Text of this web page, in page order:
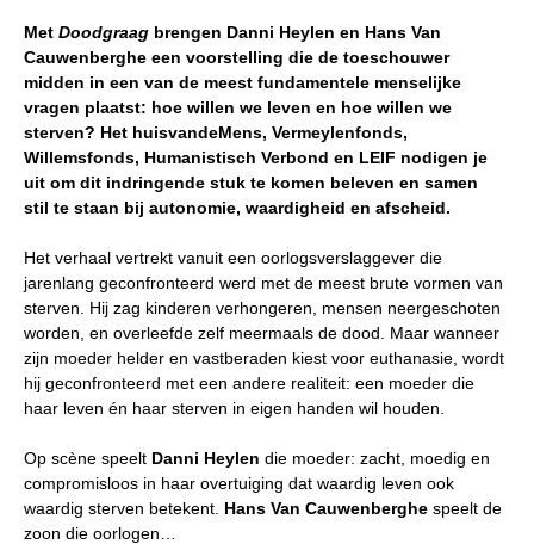
Met Doodgraag brengen Danni Heylen en Hans Van
Cauwenberghe een voorstelling die de toeschouwer
midden in een van de meest fundamentele menselijke
vragen plaatst: hoe willen we leven en hoe willen we
sterven? Het huisvandeMens, Vermeylenfonds,
Willemsfonds, Humanistisch Verbond en LEIF nodigen je
uit om dit indringende stuk te komen beleven en samen
stil te staan bij autonomie, waardigheid en afscheid.
Het verhaal vertrekt vanuit een oorlogsverslaggever die
jarenlang geconfronteerd werd met de meest brute vormen van
sterven. Hij zag kinderen verhongeren, mensen neergeschoten
worden, en overleefde zelf meermaals de dood. Maar wanneer
zijn moeder helder en vastberaden kiest voor euthanasie, wordt
hij geconfronteerd met een andere realiteit: een moeder die
haar leven én haar sterven in eigen handen wil houden.
Op scène speelt Danni Heylen die moeder: zacht, moedig en
compromisloos in haar overtuiging dat waardig leven ook
waardig sterven betekent. Hans Van Cauwenberghe speelt de
zoon die oorlogen…